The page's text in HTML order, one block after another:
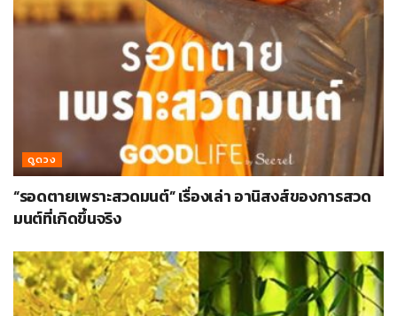
ดูดวง
“รอดตายเพราะสวดมนต์” เรื่องเล่า อานิสงส์ของการสวด
มนต์ที่เกิดขึ้นจริง